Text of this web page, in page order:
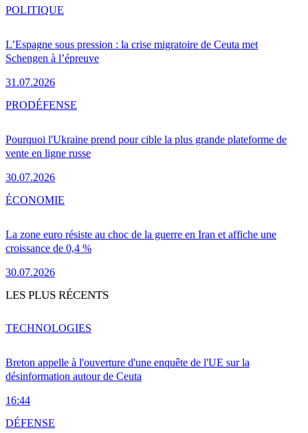
L’Espagne sous pression : la crise migratoire de Ceuta met
Schengen à l’épreuve
31.07.2026
POLITIQUE
Pourquoi l'Ukraine prend pour cible la plus grande plateforme de
vente en ligne russe
30.07.2026
PRODÉFENSE
La zone euro résiste au choc de la guerre en Iran et affiche une
croissance de 0,4 %
30.07.2026
ÉCONOMIE
LES PLUS RÉCENTS
Breton appelle à l'ouverture d'une enquête de l'UE sur la
désinformation autour de Ceuta
16:44
TECHNOLOGIES
DÉFENSE